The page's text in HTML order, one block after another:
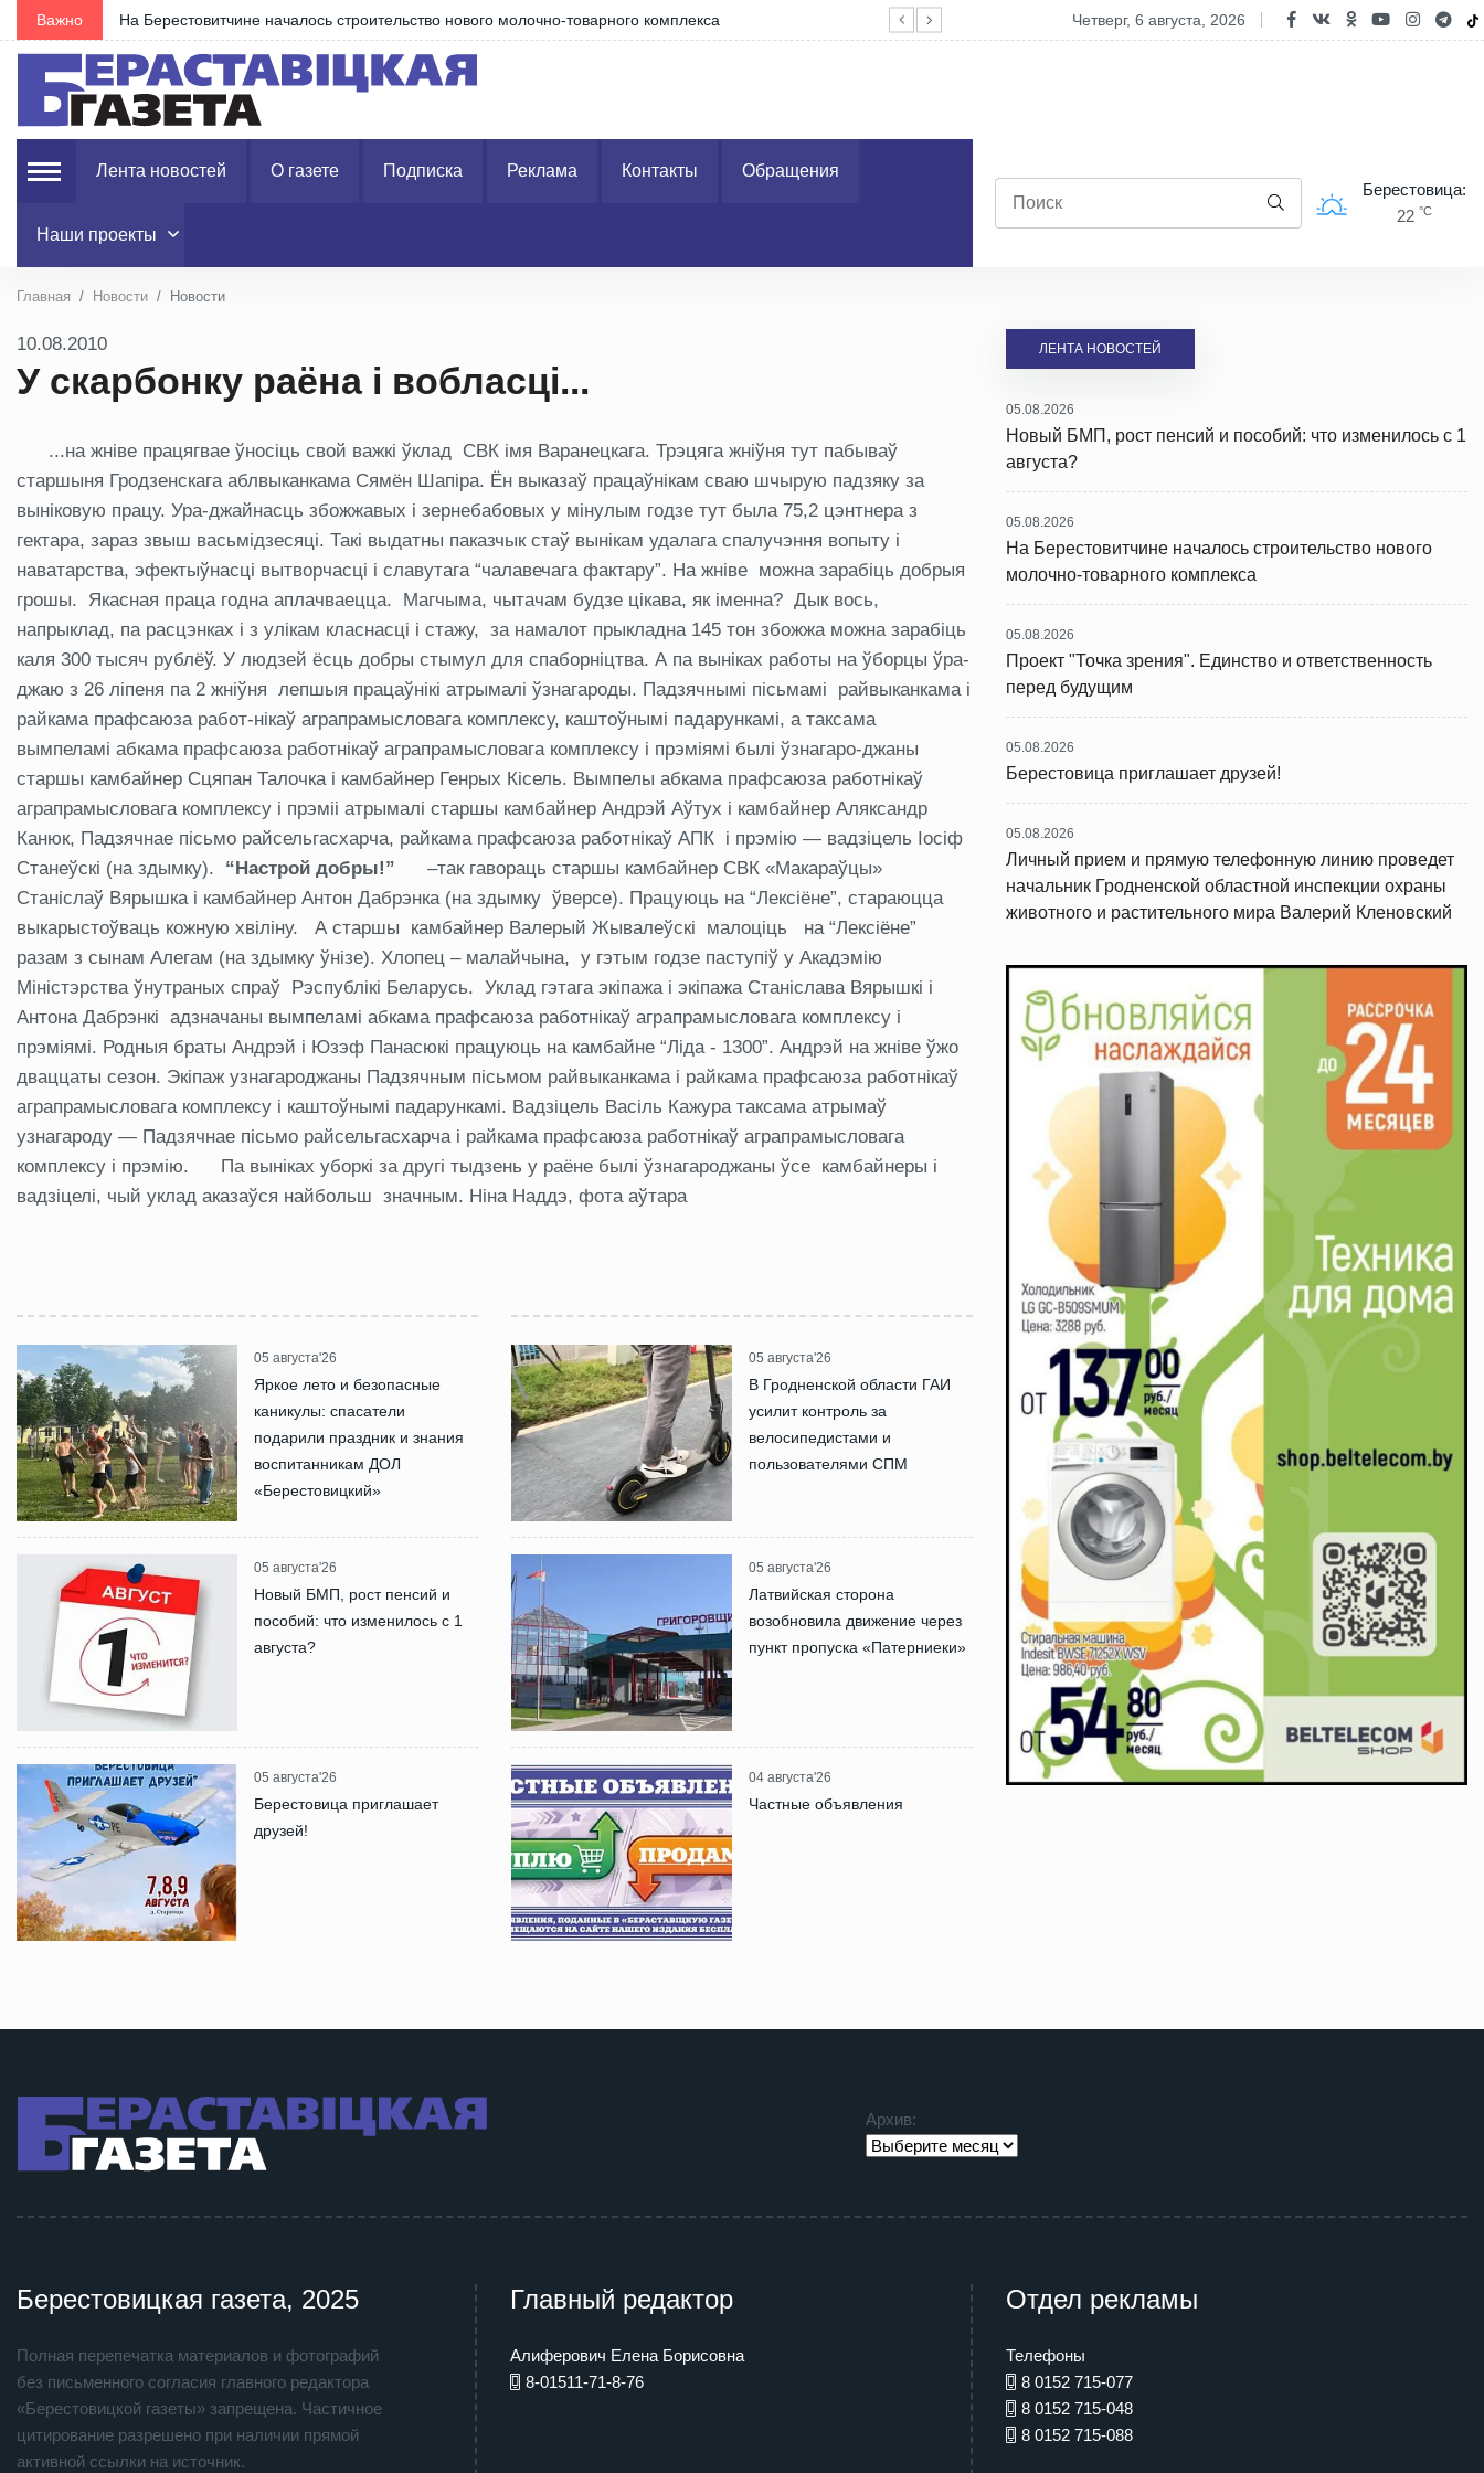
Важно На Берестовитчине началось строительство нового молочно-товарного комплекса Проект "Точка зрения". Единство и ответственность перед будущим
четверг, 6 августа, 2026
Лента новостей О газете Подписка Реклама Контакты Обращения
Наши проекты
Берестовица:
22 °C
Главная Новости Новости
10.08.2010
У скарбонку раёна і вобласці...
...на жніве працягвае ўносіць свой важкі ўклад СВК імя Варанецкага. Трэцяга жніўня тут пабываў
старшыня Гродзенскага аблвыканкама Сямён Шапіра. Ён выказаў працаўнікам сваю шчырую падзяку за
выніковую працу. Ура-джайнасць збожжавых і зернебабовых у мінулым годзе тут была 75,2 цэнтнера з
гектара, зараз звыш васьмідзесяці. Такі выдатны паказчык стаў вынікам удалага спалучэння вопыту і
наватарства, эфектыўнасці вытворчасці і славутага “чалавечага фактару”. На жніве можна зарабіць добрыя
грошы. Якасная праца годна аплачваецца. Магчыма, чытачам будзе цікава, як іменна? Дык вось,
напрыклад, па расцэнках і з улікам класнасці і стажу, за намалот прыкладна 145 тон збожжа можна зарабіць
каля 300 тысяч рублёў. У людзей ёсць добры стымул для спаборніцтва. А па выніках работы на ўборцы ўра-
джаю з 26 ліпеня па 2 жніўня лепшыя працаўнікі атрымалі ўзнагароды. Падзячнымі пісьмамі райвыканкама і
райкама прафсаюза работ-нікаў аграпрамысловага комплексу, каштоўнымі падарункамі, а таксама
вымпеламі абкама прафсаюза работнікаў аграпрамысловага комплексу і прэміямі былі ўзнагаро-джаны
старшы камбайнер Сцяпан Талочка і камбайнер Генрых Кісель. Вымпелы абкама прафсаюза работнікаў
аграпрамысловага комплексу і прэміі атрымалі старшы камбайнер Андрэй Аўтух і камбайнер Аляксандр
Канюк, Падзячнае пісьмо райсельгасхарча, райкама прафсаюза работнікаў АПК і прэмію — вадзіцель Іосіф
Станеўскі (на здымку). “Настрой добры!”
–так гавораць старшы камбайнер СВК «Макараўцы»
Станіслаў Вярышка і камбайнер Антон Дабрэнка (на здымку ўверсе). Працуюць на “Лексіёне”, стараюцца
выкарыстоўваць кожную хвіліну. А старшы камбайнер Валерый Жывалеўскі малоціць на “Лексіёне”
разам з сынам Алегам (на здымку ўнізе). Хлопец – малайчына, у гэтым годзе паступіў у Акадэмію
Міністэрства ўнутраных спраў Рэспублікі Беларусь. Уклад гэтага экіпажа і экіпажа Станіслава Вярышкі і
Антона Дабрэнкі адзначаны вымпеламі абкама прафсаюза работнікаў аграпрамысловага комплексу і
прэміямі. Родныя браты Андрэй і Юзэф Панасюкі працуюць на камбайне “Ліда - 1300”. Андрэй на жніве ўжо
дваццаты сезон. Экіпаж узнагароджаны Падзячным пісьмом райвыканкама і райкама прафсаюза работнікаў
аграпрамысловага комплексу і каштоўнымі падарункамі. Вадзіцель Васіль Кажура таксама атрымаў
узнагароду — Падзячнае пісьмо райсельгасхарча і райкама прафсаюза работнікаў аграпрамысловага
комплексу і прэмію.
Па выніках уборкі за другі тыдзень у раёне былі ўзнагароджаны ўсе камбайнеры і
вадзіцелі, чый уклад аказаўся найбольш значным. Ніна Наддэ, фота аўтара
05 августа'26
Яркое лето и безопасные
каникулы: спасатели
подарили праздник и знания
воспитанникам ДОЛ
«Берестовицкий»
05 августа'26
Новый БМП, рост пенсий и
пособий: что изменилось с 1
августа?
05 августа'26
Берестовица приглашает
друзей!
05 августа'26
В Гродненской области ГАИ
усилит контроль за
велосипедистами и
пользователями СПМ
05 августа'26
Латвийская сторона
возобновила движение через
пункт пропуска «Патерниеки»
04 августа'26
Частные объявления
ЛЕНТА НОВОСТЕЙ
05.08.2026
Новый БМП, рост пенсий и пособий: что изменилось с 1
августа?
05.08.2026
На Берестовитчине началось строительство нового
молочно-товарного комплекса
05.08.2026
Проект "Точка зрения". Единство и ответственность
перед будущим
05.08.2026
Берестовица приглашает друзей!
05.08.2026
Личный прием и прямую телефонную линию проведет
начальник Гродненской областной инспекции охраны
животного и растительного мира Валерий Кленовский
Архив:
Берестовицкая газета, 2025
Полная перепечатка материалов и фотографий
без письменного согласия главного редактора
«Берестовицкой газеты» запрещена. Частичное
цитирование разрешено при наличии прямой
активной ссылки на источник.
Главный редактор
Алиферович Елена Борисовна
8-01511-71-8-76
Отдел рекламы
Телефоны
8 0152 715-077
8 0152 715-048
8 0152 715-088